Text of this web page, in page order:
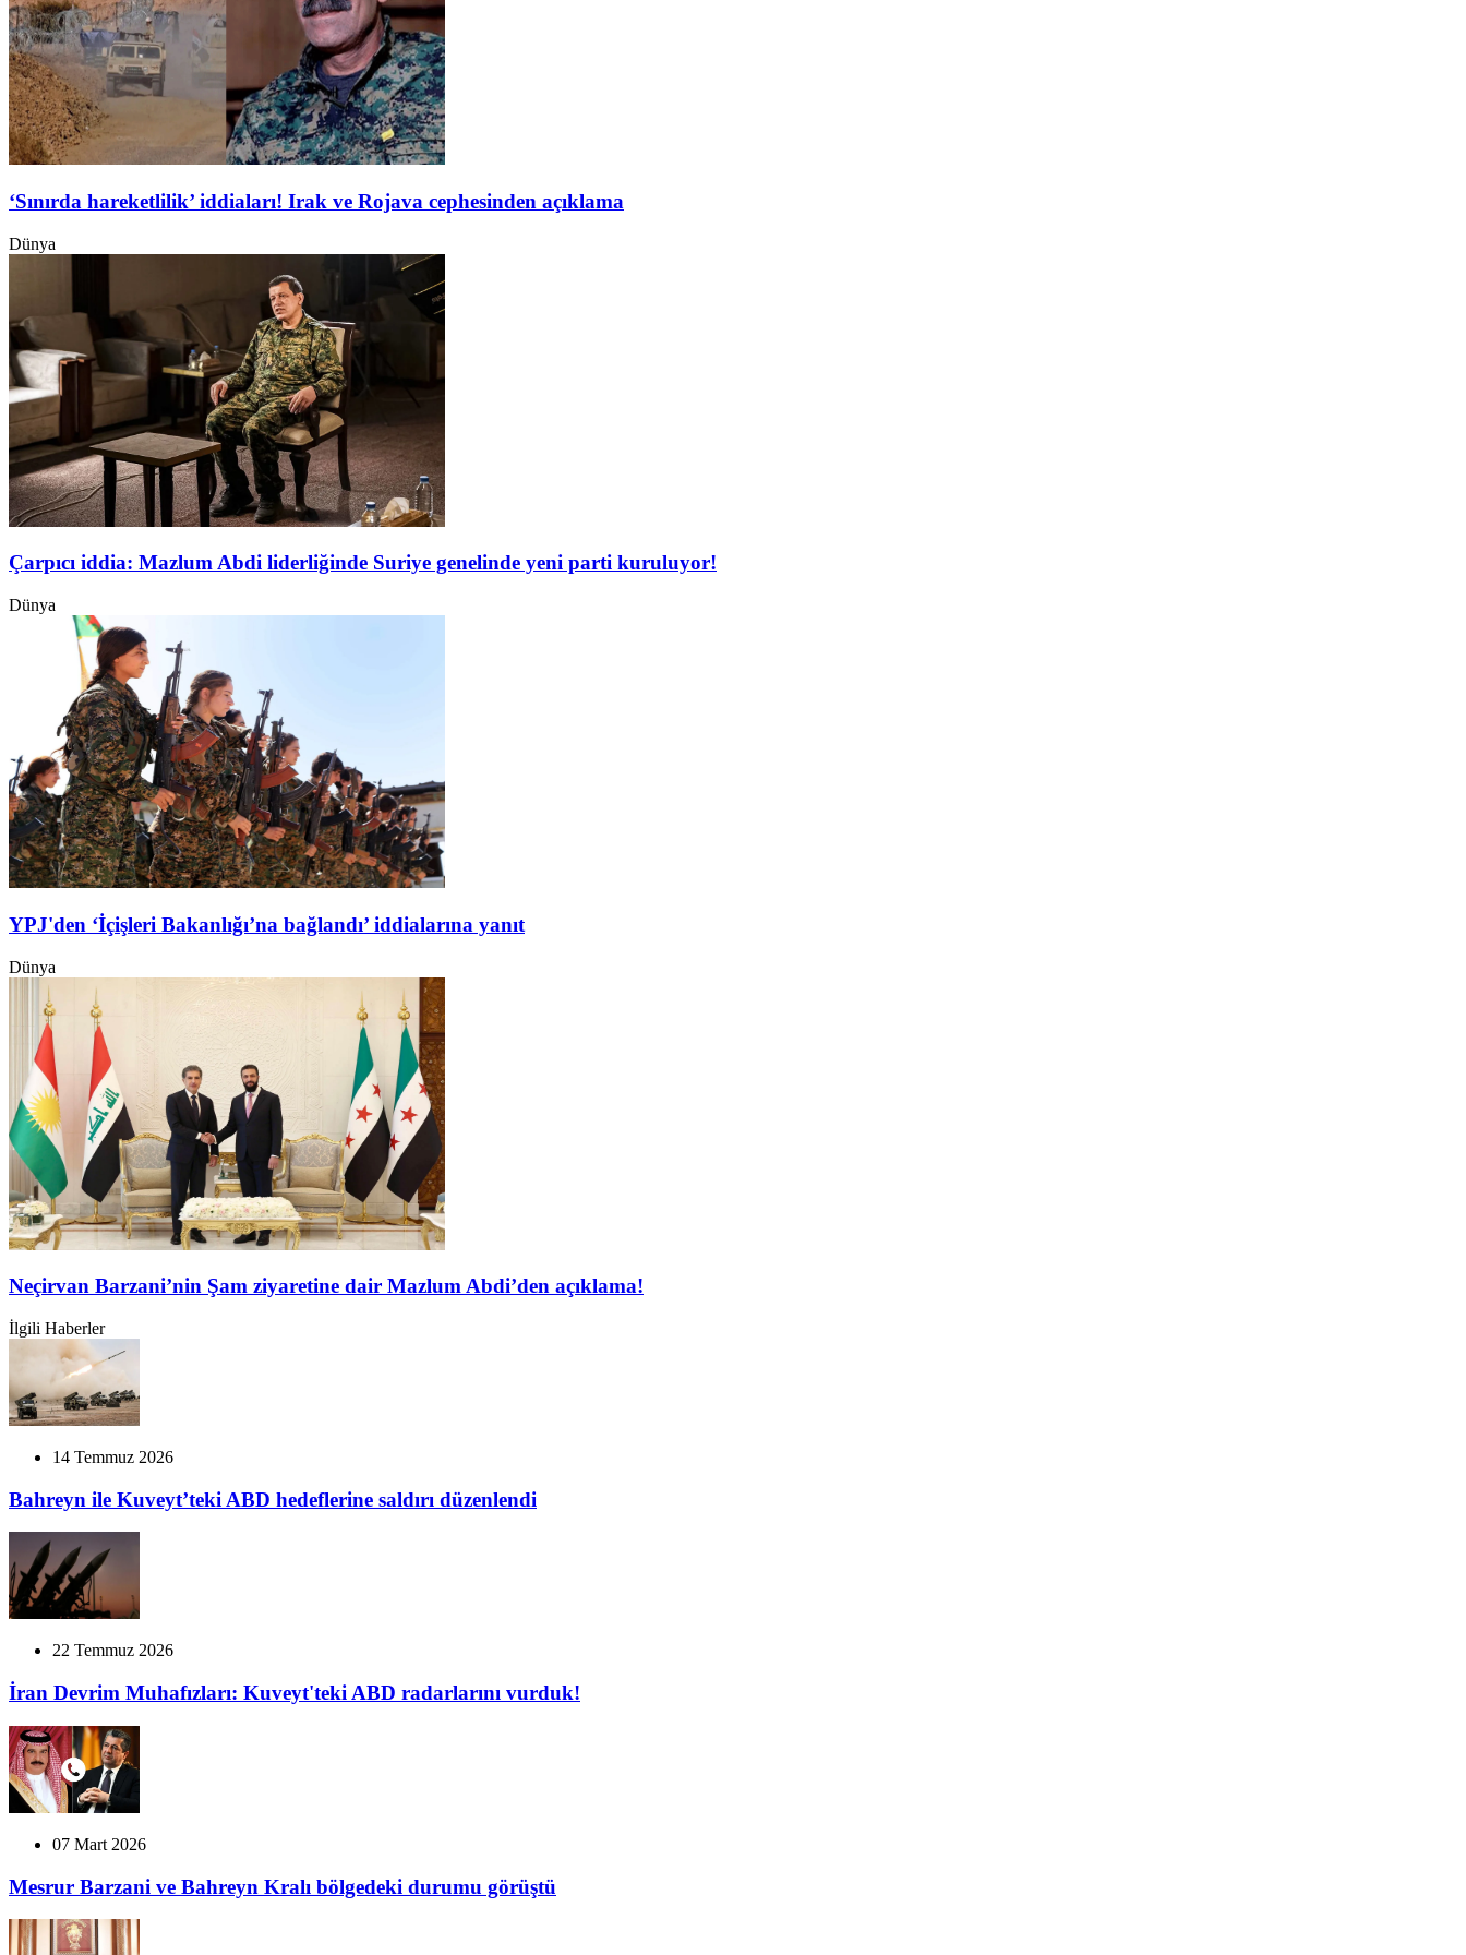
‘Sınırda hareketlilik’ iddiaları! Irak ve Rojava cephesinden açıklama
Dünya
Çarpıcı iddia: Mazlum Abdi liderliğinde Suriye genelinde yeni parti kuruluyor!
Dünya
YPJ'den ‘İçişleri Bakanlığı’na bağlandı’ iddialarına yanıt
Dünya
Neçirvan Barzani’nin Şam ziyaretine dair Mazlum Abdi’den açıklama!
İlgili Haberler
14 Temmuz 2026
Bahreyn ile Kuveyt’teki ABD hedeflerine saldırı düzenlendi
22 Temmuz 2026
İran Devrim Muhafızları: Kuveyt'teki ABD radarlarını vurduk!
07 Mart 2026
Mesrur Barzani ve Bahreyn Kralı bölgedeki durumu görüştü